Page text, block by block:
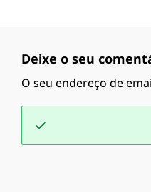
Deixe o seu
O seu endereço de